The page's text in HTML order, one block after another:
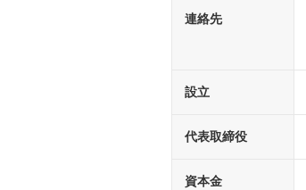
連絡先
設立
代表取締役
資本金